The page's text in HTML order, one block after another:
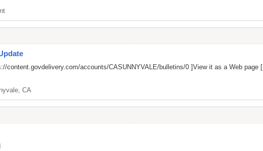
content.govdelivery.com/accounts/CASUNNYVALE/bulletins/0 ]View it as a Web page [
CA